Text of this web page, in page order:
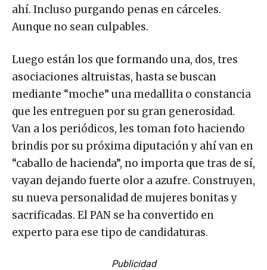
ahí. Incluso purgando penas en cárceles.
Aunque no sean culpables.
Luego están los que formando una, dos, tres
asociaciones altruistas, hasta se buscan
mediante “moche” una medallita o constancia
que les entreguen por su gran generosidad.
Van a los periódicos, les toman foto haciendo
brindis por su próxima diputación y ahí van en
“caballo de hacienda”, no importa que tras de sí,
vayan dejando fuerte olor a azufre. Construyen,
su nueva personalidad de mujeres bonitas y
sacrificadas. El PAN se ha convertido en
experto para ese tipo de candidaturas.
Publicidad